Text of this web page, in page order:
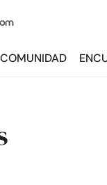
COMUNIDAD